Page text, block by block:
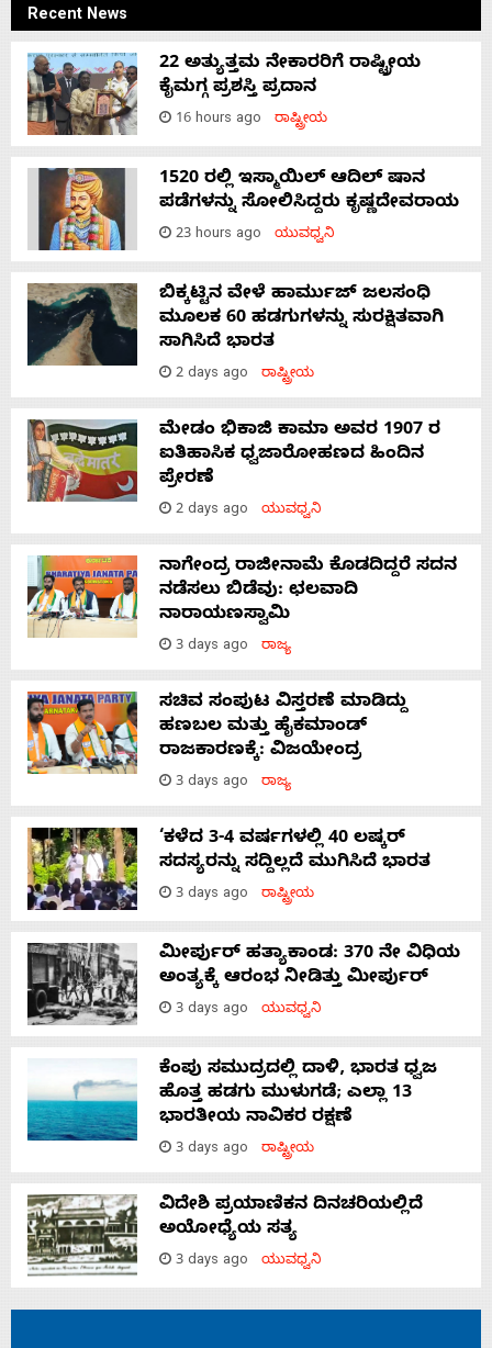
Recent News
22 ಅತ್ಯುತ್ತಮ ನೇಕಾರರಿಗೆ ರಾಷ್ಟ್ರೀಯ
ಕೈಮಗ್ಗ ಪ್ರಶಸ್ತಿ ಪ್ರದಾನ
16 hours ago ರಾಷ್ಟ್ರೀಯ
1520 ರಲ್ಲಿ ಇಸ್ಮಾಯಿಲ್ ಆದಿಲ್ ಷಾನ
ಪಡೆಗಳನ್ನು ಸೋಲಿಸಿದ್ದರು ಕೃಷ್ಣದೇವರಾಯ
23 hours ago ಯುವಧ್ವನಿ
ಬಿಕ್ಕಟ್ಟಿನ ವೇಳೆ ಹಾರ್ಮುಜ್ ಜಲಸಂಧಿ
ಮೂಲಕ 60 ಹಡಗುಗಳನ್ನು ಸುರಕ್ಷಿತವಾಗಿ
ಸಾಗಿಸಿದೆ ಭಾರತ
2 days ago ರಾಷ್ಟ್ರೀಯ
ಮೇಡಂ ಭಿಕಾಜಿ ಕಾಮಾ ಅವರ 1907 ರ
ಐತಿಹಾಸಿಕ ಧ್ವಜಾರೋಹಣದ ಹಿಂದಿನ
ಪ್ರೇರಣೆ
2 days ago ಯುವಧ್ವನಿ
ನಾಗೇಂದ್ರ ರಾಜೀನಾಮೆ ಕೊಡದಿದ್ದರೆ ಸದನ
ನಡೆಸಲು ಬಿಡೆವು: ಛಲವಾದಿ
ನಾರಾಯಣಸ್ವಾಮಿ
3 days ago ರಾಜ್ಯ
ಸಚಿವ ಸಂಪುಟ ವಿಸ್ತರಣೆ ಮಾಡಿದ್ದು
ಹಣಬಲ ಮತ್ತು ಹೈಕಮಾಂಡ್
ರಾಜಕಾರಣಕ್ಕೆ: ವಿಜಯೇಂದ್ರ
3 days ago ರಾಜ್ಯ
‘ಕಳೆದ 3-4 ವರ್ಷಗಳಲ್ಲಿ 40 ಲಷ್ಕರ್
ಸದಸ್ಯರನ್ನು ಸದ್ದಿಲ್ಲದೆ ಮುಗಿಸಿದೆ ಭಾರತ
3 days ago ರಾಷ್ಟ್ರೀಯ
ಮೀರ್ಪುರ್ ಹತ್ಯಾಕಾಂಡ: 370 ನೇ ವಿಧಿಯ
ಅಂತ್ಯಕ್ಕೆ ಆರಂಭ ನೀಡಿತ್ತು ಮೀರ್ಪುರ್
3 days ago ಯುವಧ್ವನಿ
ಕೆಂಪು ಸಮುದ್ರದಲ್ಲಿ ದಾಳಿ, ಭಾರತ ಧ್ವಜ
ಹೊತ್ತ ಹಡಗು ಮುಳುಗಡೆ; ಎಲ್ಲಾ 13
ಭಾರತೀಯ ನಾವಿಕರ ರಕ್ಷಣೆ
3 days ago ರಾಷ್ಟ್ರೀಯ
ವಿದೇಶಿ ಪ್ರಯಾಣಿಕನ ದಿನಚರಿಯಲ್ಲಿದೆ
ಅಯೋಧ್ಯೆಯ ಸತ್ಯ
3 days ago ಯುವಧ್ವನಿ